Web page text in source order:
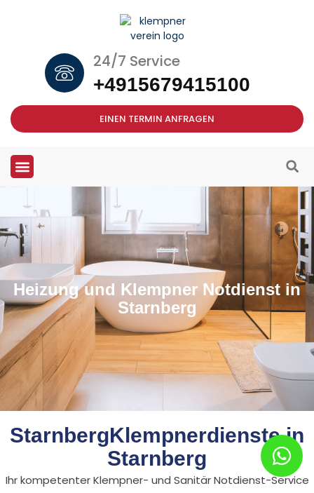
24/7 Service
+4915679415100
EINEN TERMIN ANFRAGEN
Heizung und Klempner Notdienst in
Starnberg
StarnbergKlempnerdienste in
Starnberg
Ihr kompetenter Klempner- und Sanitär Notdienst-Service